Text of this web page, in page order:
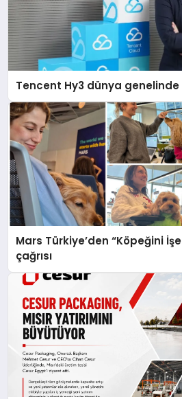
Tencent Hy3 dünya
Mars Türkiye’den “Köpeğini
çağrısı